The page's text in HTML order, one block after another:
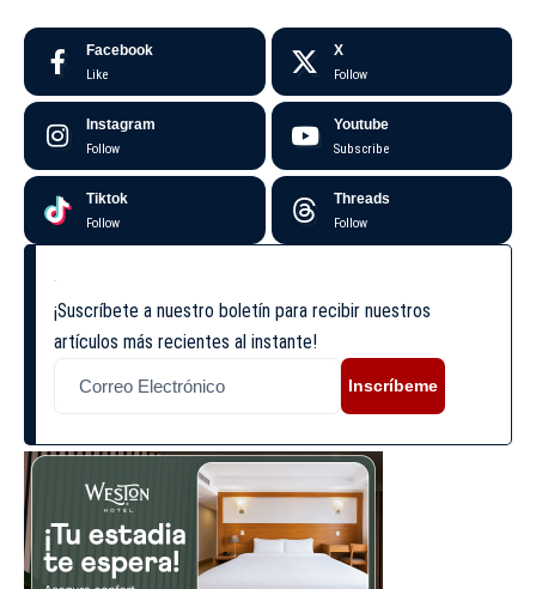
Facebook
Like
X
Follow
Instagram
Follow
Youtube
Subscribe
Tiktok
Follow
Threads
Follow
¡Suscríbete a nuestro boletín para recibir nuestros
artículos más recientes al instante!
Inscríbeme